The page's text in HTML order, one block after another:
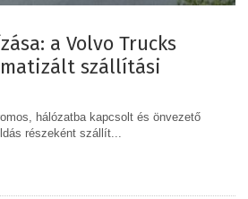
a Volvo Trucks
szállítási
hálózatba kapcsolt és önvezető
részeként szállít...